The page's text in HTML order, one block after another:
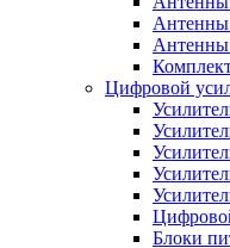
Цифровой
Блоки